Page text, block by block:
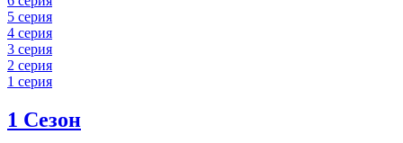
5 серия
4 серия
3 серия
2 серия
1 серия
1 Сезон